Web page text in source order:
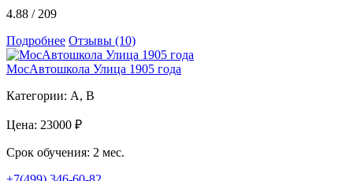
4.88 / 209
Подробнее Отзывы (10)
МосАвтошкола Улица 1905 года
Категории: A, B
Цена: 23000 ₽
Срок обучения: 2 мес.